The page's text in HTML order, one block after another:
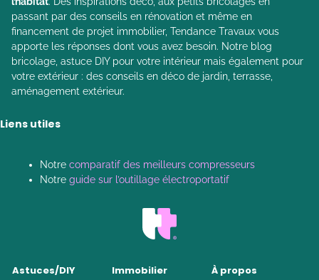
passant par des conseils en rénovation et même en
financement de projet immobilier, Tendance Travaux vous
apporte les réponses dont vous avez besoin. Notre blog
bricolage, astuce DIY pour votre intérieur mais également pour
votre extérieur : des conseils en déco de jardin, terrasse,
aménagement extérieur.
Liens utiles
Notre comparatif des meilleurs compresseurs
Notre guide sur l’outillage électroportatif
Astuces/DIY Immobilier À propos